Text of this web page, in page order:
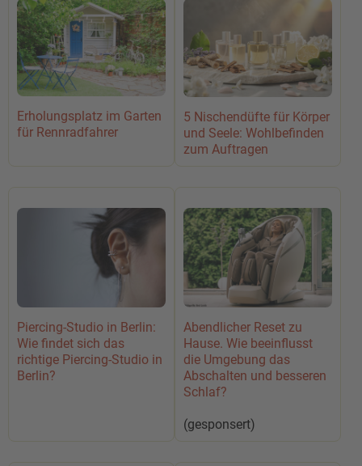
Erholungsplatz im Garten
für Rennradfahrer
5 Nischendüfte für Körper
und Seele: Wohlbefinden
zum Auftragen
Piercing-Studio in Berlin:
Wie findet sich das
richtige Piercing-Studio in
Berlin?
Abendlicher Reset zu
Hause. Wie beeinflusst
die Umgebung das
Abschalten und besseren
Schlaf?
(gesponsert)